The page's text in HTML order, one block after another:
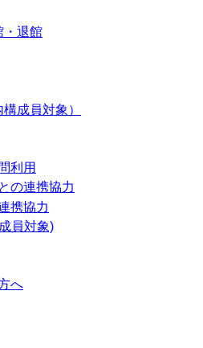
・退館
成員対象）
利用
の連携協力
携協力
員対象)
へ